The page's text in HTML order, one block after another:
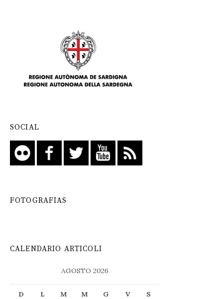
SOCIAL
FOTOGRAFIAS
CALENDARIO ARTICOLI
AGOSTO 2026
D L M M G V S